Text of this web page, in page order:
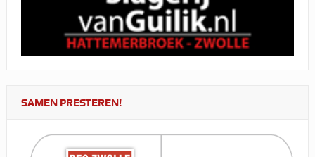
SAMEN PRESTEREN!